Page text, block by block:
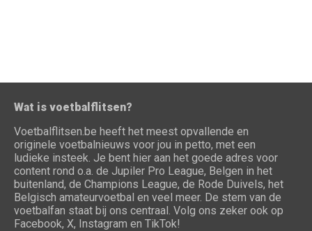
Wat is voetbalflitsen?
Voetbalflitsen.be heeft het meest opvallende en
originele voetbalnieuws voor jou in petto, met een
ludieke insteek. Je bent hier aan het goede adres voor
content rond o.a. de Jupiler Pro League, Belgen in het
buitenland, de Champions League, de Rode Duivels, het
Belgisch amateurvoetbal en veel meer. De stem van de
voetbalfan staat bij ons centraal. Volg ons zeker ook op
Facebook, X, Instagram en TikTok!